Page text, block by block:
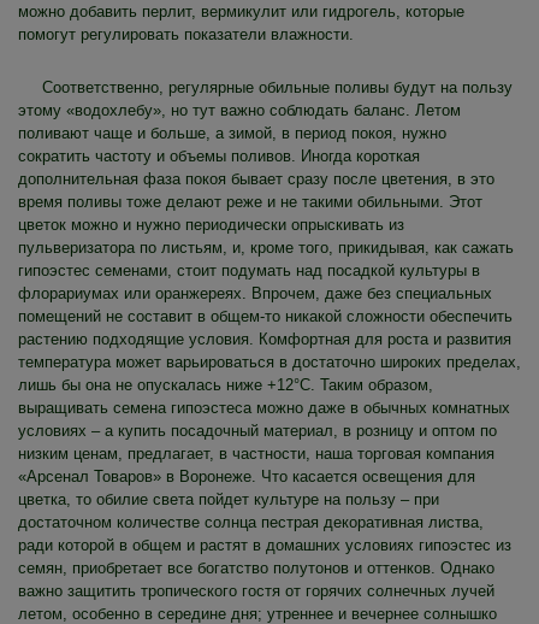
можно добавить перлит, вермикулит или гидрогель, которые
помогут регулировать показатели влажности.
Соответственно, регулярные обильные поливы будут на пользу
этому «водохлебу», но тут важно соблюдать баланс. Летом
поливают чаще и больше, а зимой, в период покоя, нужно
сократить частоту и объемы поливов. Иногда короткая
дополнительная фаза покоя бывает сразу после цветения, в это
время поливы тоже делают реже и не такими обильными. Этот
цветок можно и нужно периодически опрыскивать из
пульверизатора по листьям, и, кроме того, прикидывая, как сажать
гипоэстес семенами, стоит подумать над посадкой культуры в
флорариумах или оранжереях. Впрочем, даже без специальных
помещений не составит в общем-то никакой сложности обеспечить
растению подходящие условия. Комфортная для роста и развития
температура может варьироваться в достаточно широких пределах,
лишь бы она не опускалась ниже +12°C. Таким образом,
выращивать семена гипоэстеса можно даже в обычных комнатных
условиях – а купить посадочный материал, в розницу и оптом по
низким ценам, предлагает, в частности, наша торговая компания
«Арсенал Товаров» в Воронеже. Что касается освещения для
цветка, то обилие света пойдет культуре на пользу – при
достаточном количестве солнца пестрая декоративная листва,
ради которой в общем и растят в домашних условиях гипоэстес из
семян, приобретает все богатство полутонов и оттенков. Однако
важно защитить тропического гостя от горячих солнечных лучей
летом, особенно в середине дня; утреннее и вечернее солнышко